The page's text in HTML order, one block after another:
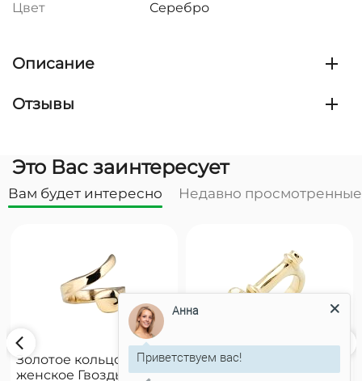
Цвет
Серебро
Описание
Отзывы
Это Вас заинтересует
Вам будет интересно Недавно просмотренные
Золотое кольцо
женское Гвоздь
Золотое кольцо
женское на руку
Анна
Приветствуем вас!